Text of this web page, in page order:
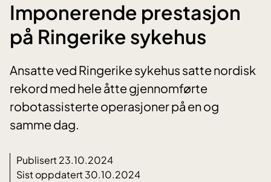
Imponerende prestasjon
på Ringerike sykehus
Ansatte ved Ringerike sykehus satte nordisk
rekord med hele åtte gjennomførte
robotassisterte operasjoner på en og
samme dag.
Publisert 23.10.2024
Sist oppdatert 30.10.2024